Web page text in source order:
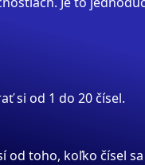
si od 1 do 20 čísel.
od toho, koľko čísel